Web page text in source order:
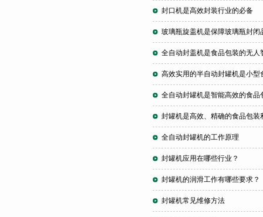
封口机是高效封装行业的必备
玻璃瓶旋盖机是保障玻璃瓶封闭
全自动封盖机是食品包装的无人
高效实用的半自动封罐机是小型
全自动封罐机是智能高效的食品
封罐机是高效、精确的食品包装
全自动封罐机的工作原理
封罐机应用在哪些行业？
封罐机的润滑工作有哪些要求？
封罐机常见维修方法